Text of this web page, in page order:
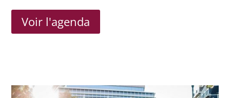
Voir l'agenda